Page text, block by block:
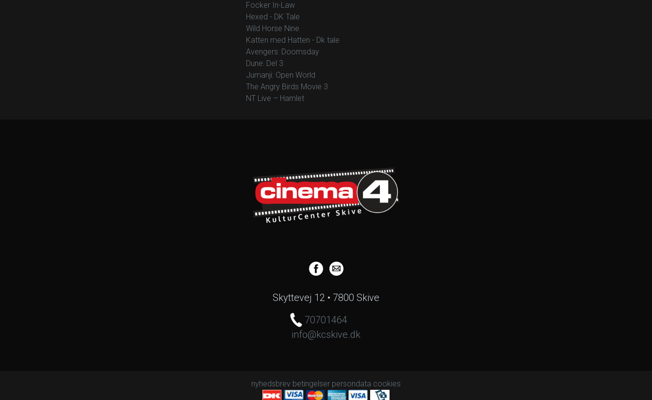
Focker In-Law
Hexed - DK Tale
Wild Horse Nine
Katten med Hatten - Dk tale
Avengers: Doomsday
Dune: Del 3
Jumanji: Open World
The Angry Birds Movie 3
NT Live – Hamlet
Skyttevej 12 • 7800 Skive
70701464
info@kcskive.dk
nyhedsbrev betingelser persondata cookies